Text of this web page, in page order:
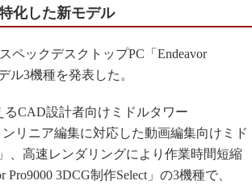
AUTOMOTIVE WORLD
無償設計ツール
デジタルツインとCAE
S＆OP
インダストリー4.0
イノベーション
製造業ビッグデータ
化した新モデル
ペックデスクトップPC「Endeavor
ル3機種を発表した。
CAD設計者向けミドルタワー
ンリニア編集に対応した動画編集向けミド
、高速レンダリングにより作業時間短縮
3DCG制作Select」の3機種で、